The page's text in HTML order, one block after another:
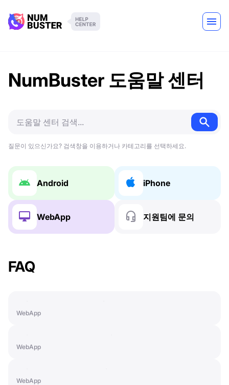
NumBuster 도움말 센터
질문이 있으신가요? 검색창을 이용하거나 카테고리를 선택하세요.
Android iPhone
WebApp 지원팀에 문의
FAQ
WebApp
WebApp
WebApp